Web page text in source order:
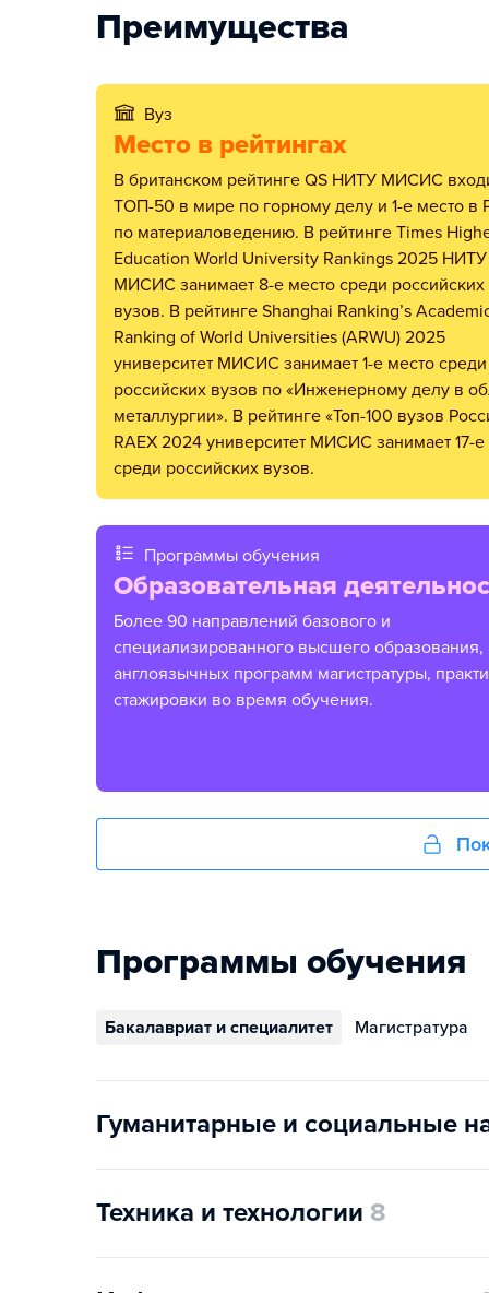
Преимущества
Вуз
Место в рейтингах
В британском рейтинге QS НИТУ МИСИС входит в в
ТОП-50 в мире по горному делу и 1-е место в
по материаловедению. В рейтинге Times
Education World University Rankings 2025 НИТУ
МИСИС занимает 8-е место среди российских
вузов. В рейтинге Shanghai Ranking’s
Ranking of World Universities (ARWU) 2025
университет МИСИС занимает 1-е место среди
российских вузов по «Инженерному делу в
металлургии». В рейтинге «Топ-100 вузов
RAEX 2024 университет МИСИС занимает 17-е
среди российских вузов.
Программы обучения
Образовательная
Более 90 направлений базового и
специализированного высшего образования,
англоязычных программ магистратуры,
стажировки во время обучения.
Программы обучения
Бакалавриат и специалитет Магистратура
Гуманитарные и социальные
Техника и технологии 8